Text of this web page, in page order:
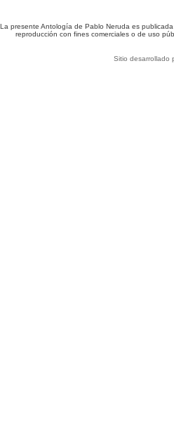
La presente Antología de Pablo Neruda es
reproducción con fines comerciales o de uso
Sitio desarrollado